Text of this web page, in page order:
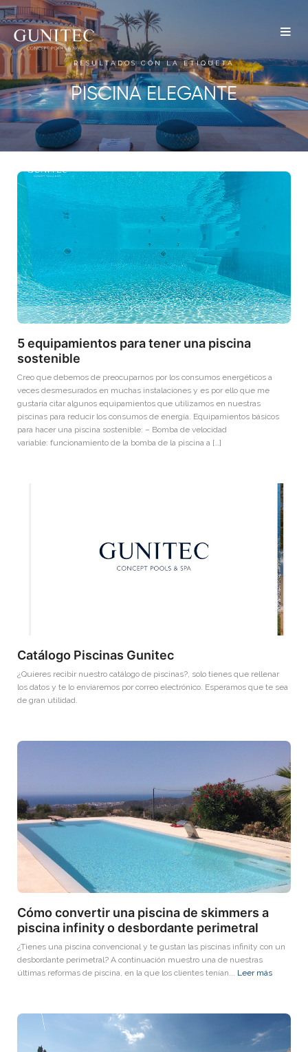
The
Airbnb
Blog –
Belong
Anywhere
RESULTADOS CON LA ETIQUETA
PISCINA ELEGANTE
5 equipamientos para tener una piscina
sostenible
Creo que debemos de preocuparnos por los consumos energéticos a
veces desmesurados en muchas instalaciones y es por ello que me
gustaría citar algunos equipamientos que utilizamos en nuestras
piscinas para reducir los consumos de energía. Equipamientos básicos
para hacer una piscina sostenible: – Bomba de velocidad
variable: funcionamiento de la bomba de la piscina a […]
Catálogo Piscinas Gunitec
¿Quieres recibir nuestro catálogo de piscinas?, solo tienes que rellenar
los datos y te lo enviaremos por correo electrónico. Esperamos que te sea
de gran utilidad.
Cómo convertir una piscina de skimmers a
piscina infinity o desbordante perimetral
¿Tienes una piscina convencional y te gustan las piscinas infinity con un
desbordante perimetral? A continuación muestro una de nuestras
últimas reformas de piscina, en la que los clientes tenían... Leer más